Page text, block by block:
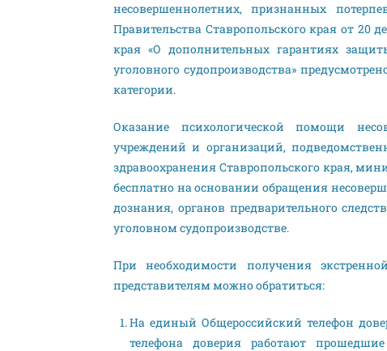
несовершеннолетних, признанных
Правительства Ставропольского края от 20
края «О дополнительных гарантиях
уголовного судопроизводства»
категории.
Оказание психологической помощи
учреждений и организаций,
здравоохранения Ставропольского края,
бесплатно на основании обращения
дознания, органов предварительного
уголовном судопроизводстве.
При необходимости получения
представителям можно обратиться:
На единый Общероссийский телефон
телефона доверия работают